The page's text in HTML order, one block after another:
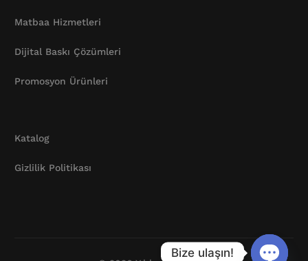
Matbaa Hizmetleri
Dijital Baskı Çözümleri
Promosyon Ürünleri
Katalog
Gizlilik Politikası
Katalog
Bize ulaşın!